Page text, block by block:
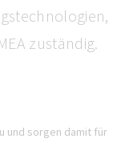
zuständig.
und sorgen damit für